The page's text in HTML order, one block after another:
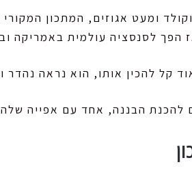
הפך לסנסציה עולמית באמריקה
קל להכין אותו, הוא נראה נהדר